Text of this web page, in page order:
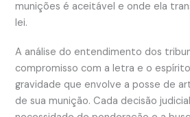
munições é aceitável e onde ela
lei.
A análise do entendimento dos
compromisso com a letra e o
gravidade que envolve a posse de
de sua munição. Cada decisão